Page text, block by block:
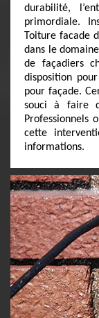
durabilité,
primordiale.
Toiture facade
dans le
de façadiers
disposition
pour façade.
souci à faire
Professionnels
cette
informations.